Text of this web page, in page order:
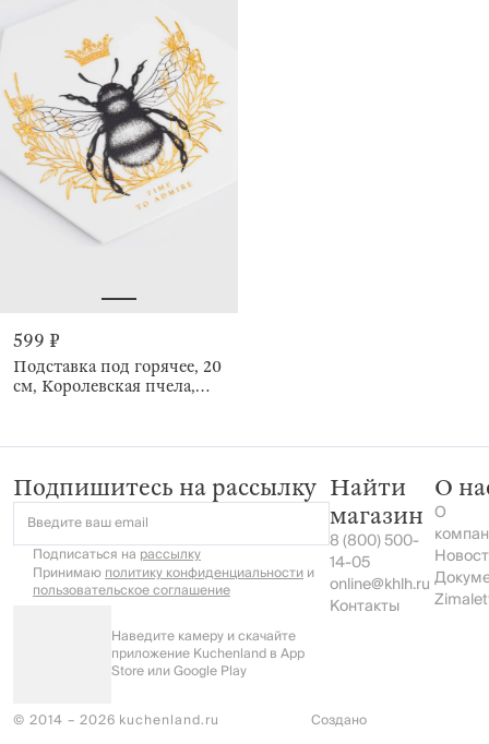
599 ₽
Подставка под горячее, 20
см, Королевская пчела,
Подпишитесь на рассылку
Введите ваш email
Подписаться на рассылку
Принимаюполитику конфиденциальностии
пользовательское соглашение
Наведите камеру и скачайте
приложение Kuchenland в App
Store или Google Play
Найти
магазин
8 (800) 500-
14-05
online@khlh.ru
Контакты
О
О
© 2014 – 2026 kuchenland.ru Создано